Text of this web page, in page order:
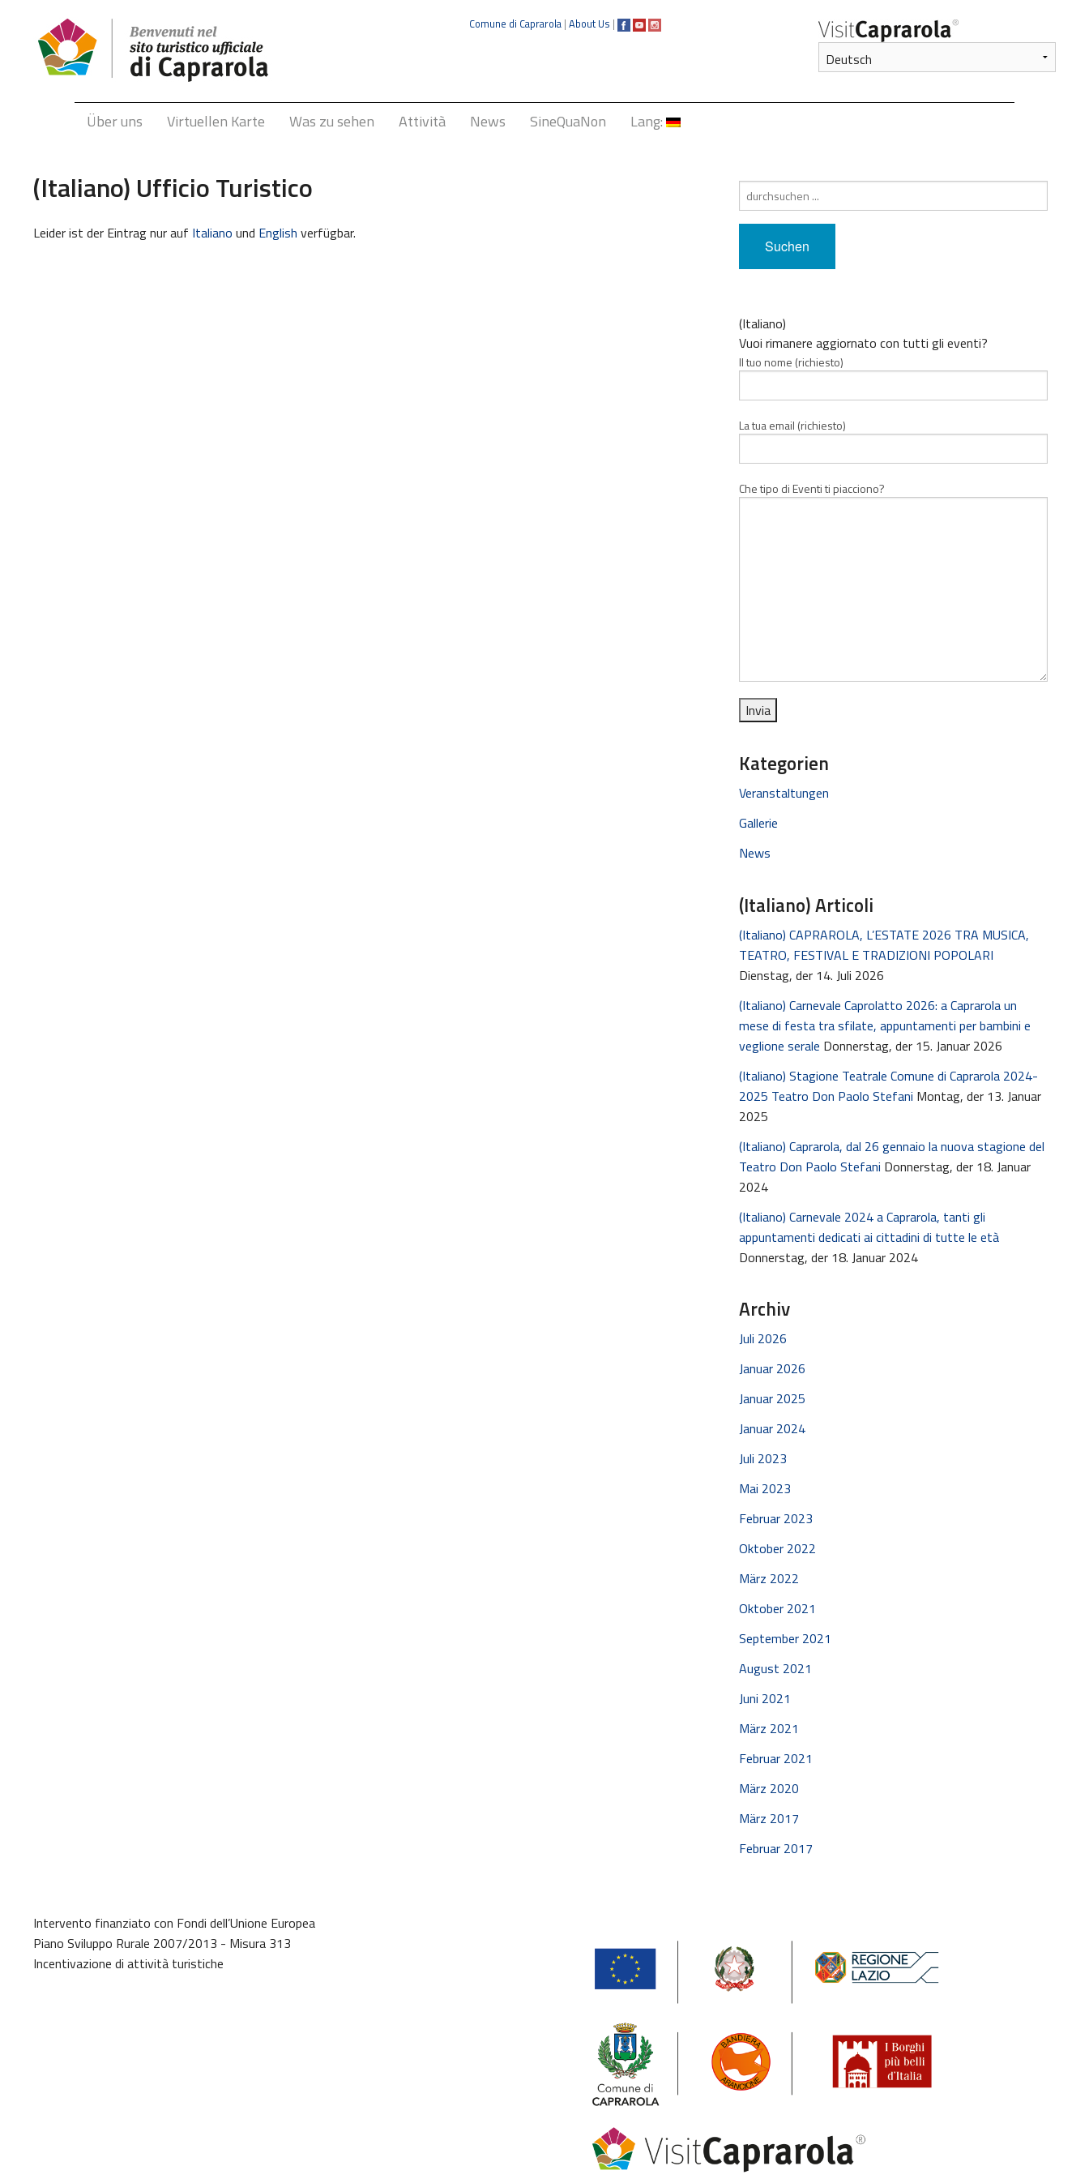
Comune di Caprarola |About Us |
Über uns Virtuellen Karte Was zu sehen Attività News SineQuaNon
Lang:
(Italiano) Ufficio Turistico
Leider ist der Eintrag nur auf Italiano und English verfügbar.
Suche
nach:
(Italiano)
Vuoi rimanere aggiornato con tutti gli eventi?
Il tuo nome (richiesto)
La tua email (richiesto)
Che tipo di Eventi ti piacciono?
Kategorien
Veranstaltungen
Gallerie
News
(Italiano) Articoli
(Italiano) CAPRAROLA, L’ESTATE 2026 TRA MUSICA,
TEATRO, FESTIVAL E TRADIZIONI POPOLARI
Dienstag, der 14. Juli 2026
(Italiano) Carnevale Caprolatto 2026: a Caprarola un
mese di festa tra sfilate, appuntamenti per bambini e
veglione serale Donnerstag, der 15. Januar 2026
(Italiano) Stagione Teatrale Comune di Caprarola 2024-
2025 Teatro Don Paolo Stefani Montag, der 13. Januar
2025
(Italiano) Caprarola, dal 26 gennaio la nuova stagione del
Teatro Don Paolo Stefani Donnerstag, der 18. Januar
2024
(Italiano) Carnevale 2024 a Caprarola, tanti gli
appuntamenti dedicati ai cittadini di tutte le età
Donnerstag, der 18. Januar 2024
Archiv
Juli 2026
Januar 2026
Januar 2025
Januar 2024
Juli 2023
Mai 2023
Februar 2023
Oktober 2022
März 2022
Oktober 2021
September 2021
August 2021
Juni 2021
März 2021
Februar 2021
März 2020
März 2017
Februar 2017
Intervento finanziato con Fondi dell’Unione Europea
Piano Sviluppo Rurale 2007/2013 - Misura 313
Incentivazione di attività turistiche